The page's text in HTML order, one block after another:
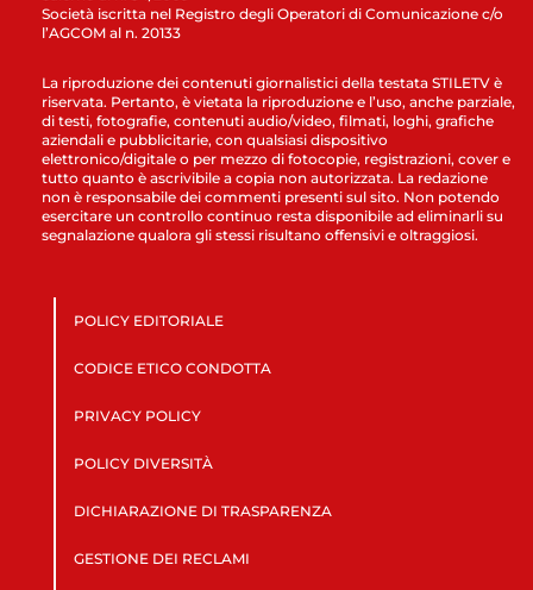
Società iscritta nel Registro degli Operatori di Comunicazione c/o
l’AGCOM al n. 20133
La riproduzione dei contenuti giornalistici della testata STILETV è
riservata. Pertanto, è vietata la riproduzione e l’uso, anche parziale,
di testi, fotografie, contenuti audio/video, filmati, loghi, grafiche
aziendali e pubblicitarie, con qualsiasi dispositivo
elettronico/digitale o per mezzo di fotocopie, registrazioni, cover e
tutto quanto è ascrivibile a copia non autorizzata. La redazione
non è responsabile dei commenti presenti sul sito. Non potendo
esercitare un controllo continuo resta disponibile ad eliminarli su
segnalazione qualora gli stessi risultano offensivi e oltraggiosi.
POLICY EDITORIALE
CODICE ETICO CONDOTTA
PRIVACY POLICY
POLICY DIVERSITÀ
DICHIARAZIONE DI TRASPARENZA
GESTIONE DEI RECLAMI